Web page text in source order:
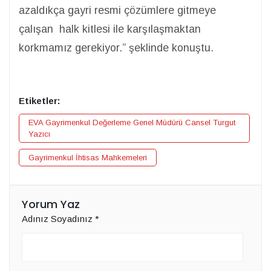
azaldıkça gayri resmi çözümlere gitmeye
çalışan halk kitlesi ile karşılaşmaktan
korkmamız gerekiyor.” şeklinde konuştu.
Etiketler:
EVA Gayrimenkul Değerleme Genel Müdürü Cansel Turgut
Yazıcı
Gayrimenkul İhtisas Mahkemeleri
Yorum Yaz
Adınız Soyadınız *